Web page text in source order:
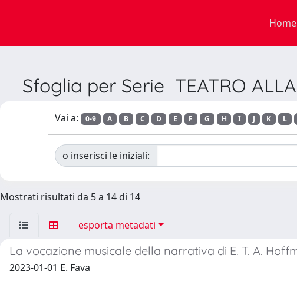
Home
Sfoglia per Serie TEATRO
Vai a: 0-9 A B C D E F G H I J K L
o inserisci le iniziali:
Mostrati risultati da 5 a 14 di 14
esporta metadati
La vocazione musicale della narrativa di E. T. A.
2023-01-01 E. Fava